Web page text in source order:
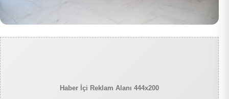
Haber İçi Reklam Alanı 444x200